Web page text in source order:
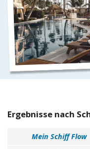
Ergebnisse nach
Mein Schiff Flow